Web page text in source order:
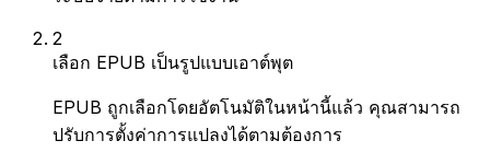
2
เลือก EPUB เป็นรูปแบบเอาต์พุต
EPUB ถูกเลือกโดยอัตโนมัติในหน้านี้แล้ว คุณสามารถ
ปรับการตั้งค่าการแปลงได้ตามต้องการ